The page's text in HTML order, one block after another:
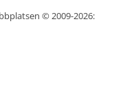
© 2009-2026: